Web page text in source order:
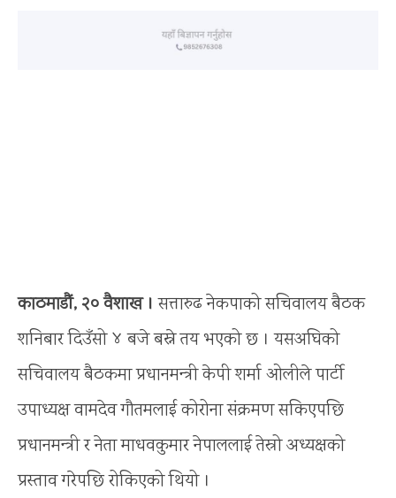
काठमाडौं, २० वैशाख । सत्तारुढ नेकपाको सचिवालय बैठक
शनिबार दिउँसो ४ बजे बस्ने तय भएको छ । यसअघिको
सचिवालय बैठकमा प्रधानमन्त्री केपी शर्मा ओलीले पार्टी
उपाध्यक्ष वामदेव गौतमलाई कोरोना संक्रमण सकिएपछि
प्रधानमन्त्री र नेता माधवकुमार नेपाललाई तेस्रो अध्यक्षको
प्रस्ताव गरेपछि रोकिएको थियो ।